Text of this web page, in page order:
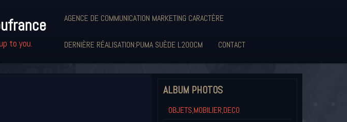
to you.
AGENCE DE COMMUNICATION MARKETING CARACTÈRE
DERNIÈRE RÉALISATION:PUMA SUÈDE L200CM CONTACT
ALBUM PHOTOS
OBJETS,MOBILIER,DECO